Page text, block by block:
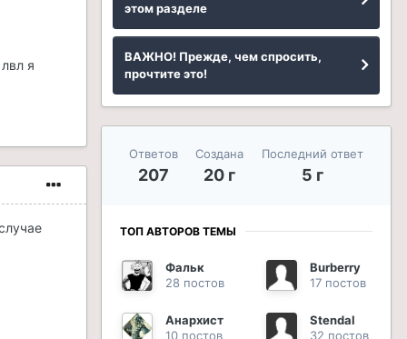
я
этом разделе
ВАЖНО! Прежде, чем спросить,
прочтите это!
Ответов
207
Создана
20 г
Последний ответ
5 г
ТОП АВТОРОВ ТЕМЫ
Фальк
28 постов
Burberry
17 постов
Анархист
10 постов
Stendal
32 постов